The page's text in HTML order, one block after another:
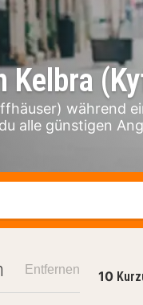
Kelbra
während
alle günstigen
suchen
10
Entfernen